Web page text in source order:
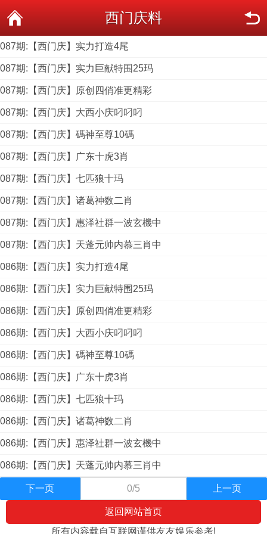
西门庆料
087期:【西门庆】实力打造4尾
087期:【西门庆】实力巨献特围25玛
087期:【西门庆】原创四俏准更精彩
087期:【西门庆】大西小庆叼叼叼
087期:【西门庆】碼神至尊10碼
087期:【西门庆】广东十虎3肖
087期:【西门庆】七匹狼十玛
087期:【西门庆】诸葛神数二肖
087期:【西门庆】惠泽社群一波玄機中
087期:【西门庆】天蓬元帅内慕三肖中
086期:【西门庆】实力打造4尾
086期:【西门庆】实力巨献特围25玛
086期:【西门庆】原创四俏准更精彩
086期:【西门庆】大西小庆叼叼叼
086期:【西门庆】碼神至尊10碼
086期:【西门庆】广东十虎3肖
086期:【西门庆】七匹狼十玛
086期:【西门庆】诸葛神数二肖
086期:【西门庆】惠泽社群一波玄機中
086期:【西门庆】天蓬元帅内慕三肖中
下一页 0/5 上一页
返回网站首页
所有内容载自互联网谨供友友娱乐参考!